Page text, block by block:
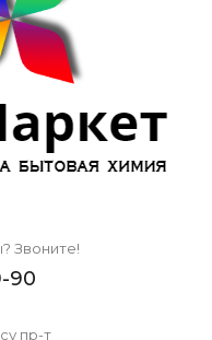
Звоните!
90
пр-т